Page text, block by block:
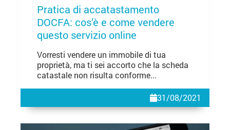
Pratica di accatastamento
DOCFA: cos’è e come vendere
questo servizio online
Vorresti vendere un immobile di tua
proprietà, ma ti sei accorto che la scheda
catastale non risulta conforme...
31/08/2021